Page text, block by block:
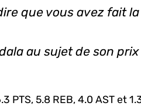
que vous avez fait
au sujet de son prix
PTS, 5.8 REB, 4.0 AST et